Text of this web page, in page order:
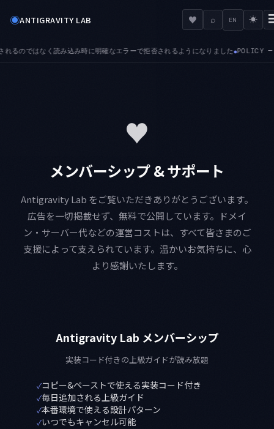
◉ANTIGRAVITY LAB ♥ ⌕ EN ☀
読み込み時に明確なエラーで拒否されるようになりました● POLICY — 接続済みツー
♥
メンバーシップ & サポート
Antigravity Lab をご覧いただきありがとうございます。
広告を一切掲載せず、無料で公開しています。ドメイ
ン・サーバー代などの運営コストは、すべて皆さまのご
支援によって支えられています。温かいお気持ちに、心
より感謝いたします。
Antigravity Lab メンバーシップ
実装コード付きの上級ガイドが読み放題
✓コピー&ペーストで使える実装コード付き
✓毎日追加される上級ガイド
✓本番環境で使える設計パターン
✓いつでもキャンセル可能